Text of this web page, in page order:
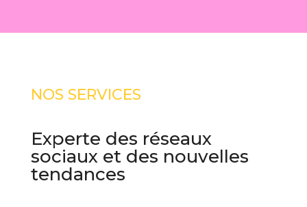
NOS SERVICES
Experte des réseaux
sociaux et des nouvelles
tendances